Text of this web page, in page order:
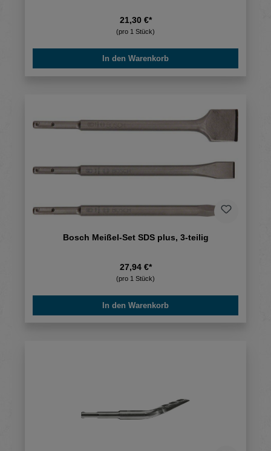
21,30 €*
(pro 1 Stück)
In den Warenkorb
Bosch Meißel-Set SDS plus, 3-teilig
27,94 €*
(pro 1 Stück)
In den Warenkorb